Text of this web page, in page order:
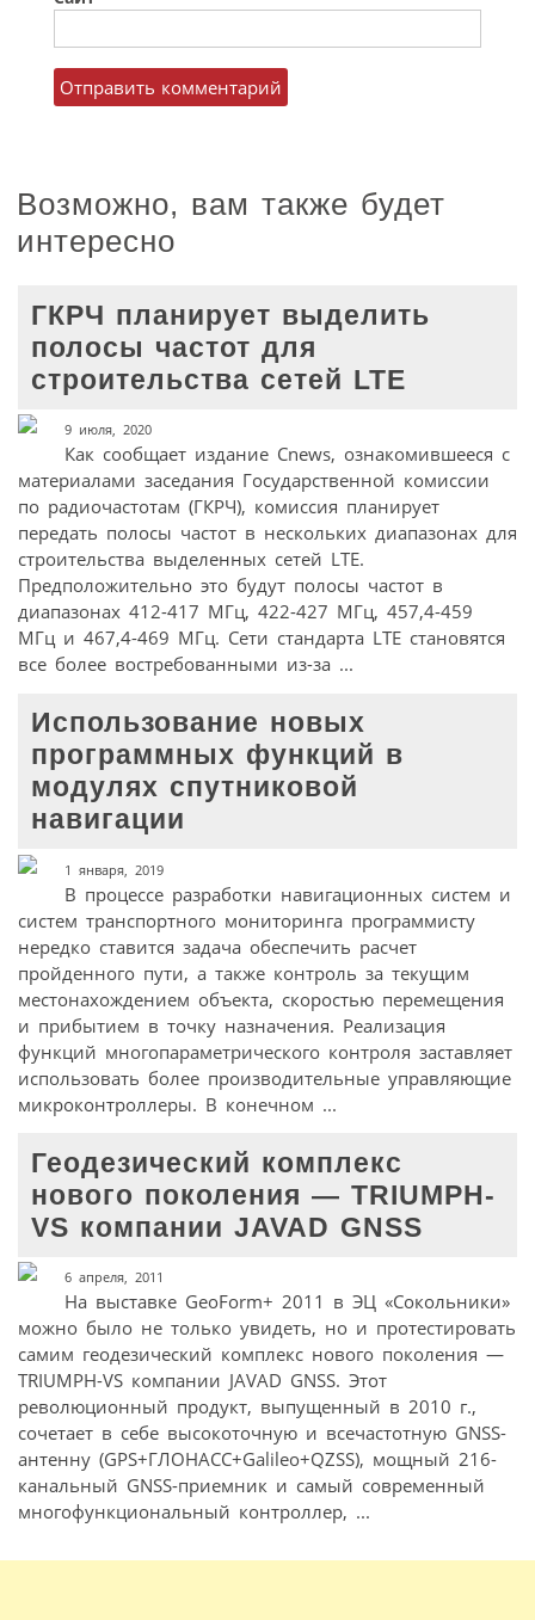
Возможно, вам также будет
интересно
ГКРЧ планирует выделить
полосы частот для
строительства сетей LTE
9 июля, 2020
Как сообщает издание Cnews, ознакомившееся с
материалами заседания Государственной комиссии
по радиочастотам (ГКРЧ), комиссия планирует
передать полосы частот в нескольких диапазонах для
строительства выделенных сетей LTE.
Предположительно это будут полосы частот в
диапазонах 412-417 МГц, 422-427 МГц, 457,4-459
МГц и 467,4-469 МГц. Сети стандарта LTE становятся
все более востребованными из-за ...
Использование новых
программных функций в
модулях спутниковой
навигации
1 января, 2019
В процессе разработки навигационных систем и
систем транспортного мониторинга программисту
нередко ставится задача обеспечить расчет
пройденного пути, а также контроль за текущим
местонахождением объекта, скоростью перемещения
и прибытием в точку назначения. Реализация
функций многопараметрического контроля заставляет
использовать более производительные управляющие
микроконтроллеры. В конечном ...
Геодезический комплекс
нового поколения — TRIUMPH-
VS компании JAVAD GNSS
6 апреля, 2011
На выставке GeoForm+ 2011 в ЭЦ «Сокольники»
можно было не только увидеть, но и протестировать
самим геодезический комплекс нового поколения —
TRIUMPH-VS компании JAVAD GNSS. Этот
революционный продукт, выпущенный в 2010 г.,
сочетает в себе высокоточную и всечастотную GNSS-
антенну (GPS+ГЛОНАСС+Galileo+QZSS), мощный 216-
канальный GNSS-приемник и самый современный
многофункциональный контроллер, ...